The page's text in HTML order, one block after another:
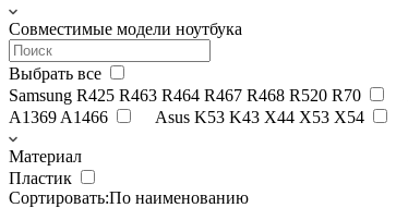
Совместимые модели ноутбука
Выбрать все
Samsung R425 R463 R464 R467 R468 R520 R70
A1369 A1466
Asus K53 K43 X44 X53 X54
Материал
Пластик
Сортировать:По наименованию